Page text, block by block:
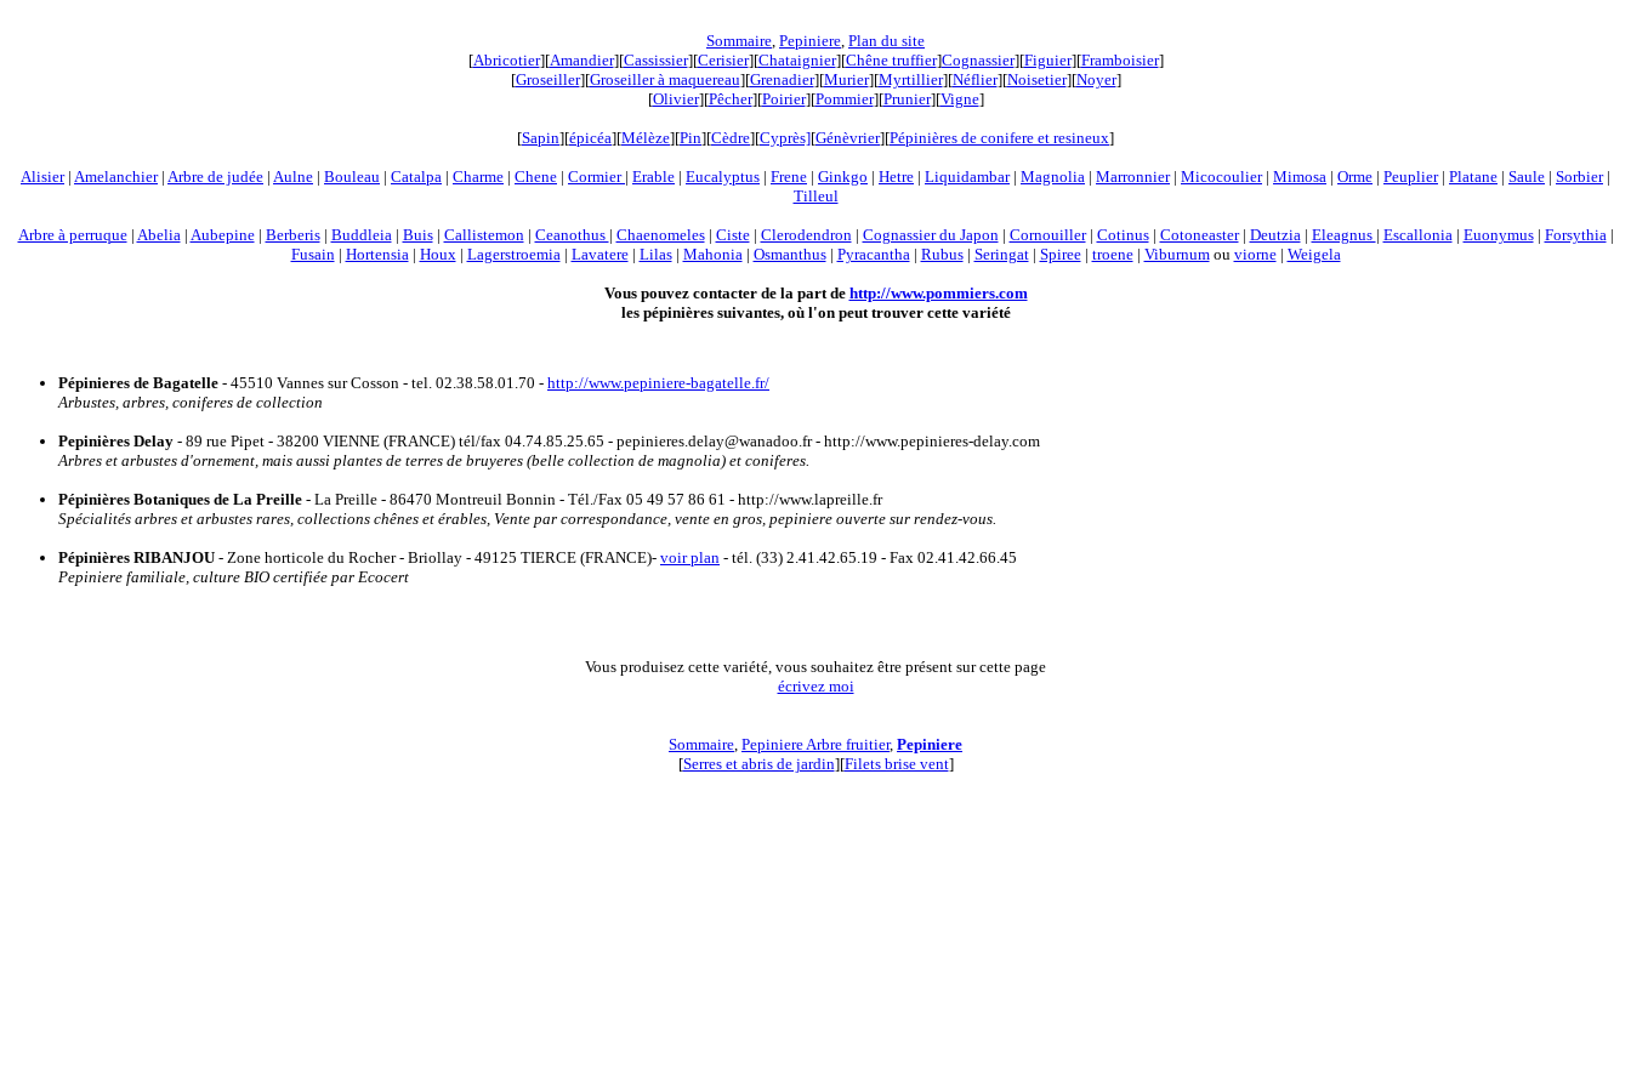
Sommaire, Pepiniere, Plan du site
[Abricotier][Amandier][Cassissier][Cerisier][Chataignier][Chêne truffier]Cognassier][Figuier][Framboisier]
[Groseiller][Groseiller à maquereau][Grenadier][Murier][Myrtillier][Néflier][Noisetier][Noyer]
[Olivier][Pêcher][Poirier][Pommier][Prunier][Vigne]
[Sapin][épicéa][Mélèze][Pin][Cèdre][Cyprès][Génèvrier][Pépinières de conifere et resineux]
Alisier| Amelanchier| Arbre de judée | Aulne | Bouleau | Catalpa | Charme | Chene | Cormier | Erable | Eucalyptus | Frene | Ginkgo | Hetre | Liquidambar| Magnolia | Marronnier| Micocoulier| Mimosa | Orme | Peuplier| Platane | Saule | Sorbier|
Tilleul
Arbre à perruque| Abelia| Aubepine| Berberis| Buddleia| Buis| Callistemon| Ceanothus | Chaenomeles| Ciste| Clerodendron| Cognassier du Japon| Cornouiller| Cotinus| Cotoneaster| Deutzia| Eleagnus | Escallonia| Euonymus| Forsythia|
Fusain| Hortensia| Houx| Lagerstroemia| Lavatere| Lilas| Mahonia| Osmanthus| Pyracantha| Rubus| Seringat| Spiree| troene| Viburnumou viorne| Weigela
Vous pouvez contacter de la part de http://www.pommiers.com
les pépinières suivantes, où l'on peut trouver cette variété
Pépinieres de Bagatelle - 45510 Vannes sur Cosson - tel. 02.38.58.01.70 - http://www.pepiniere-bagatelle.fr/
Arbustes, arbres, coniferes de collection
Pepinières Delay - 89 rue Pipet - 38200 VIENNE (FRANCE) tél/fax 04.74.85.25.65 - pepinieres.delay@wanadoo.fr - http://www.pepinieres-delay.com
Arbres et arbustes d'ornement, mais aussi plantes de terres de bruyeres (belle collection de magnolia) et coniferes.
Pépinières Botaniques de La Preille - La Preille - 86470 Montreuil Bonnin - Tél./Fax 05 49 57 86 61 - http://www.lapreille.fr
Spécialités arbres et arbustes rares, collections chênes et érables, Vente par correspondance, vente en gros, pepiniere ouverte sur rendez-vous.
Pépinières RIBANJOU - Zone horticole du Rocher - Briollay - 49125 TIERCE (FRANCE)- voir plan - tél. (33) 2.41.42.65.19 - Fax 02.41.42.66.45
Pepiniere familiale, culture BIO certifiée par Ecocert
Vous produisez cette variété, vous souhaitez être présent sur cette page
écrivez moi
Sommaire, Pepiniere Arbre fruitier, Pepiniere
[Serres et abris de jardin][Filets brise vent]